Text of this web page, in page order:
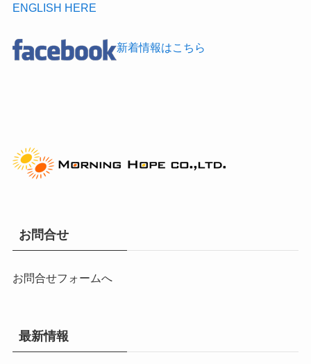
ENGLISH HERE
新着情報はこちら
お問合せ
お問合せフォームへ
最新情報